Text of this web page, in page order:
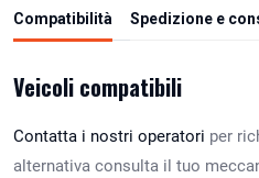
Compatibilità Spedizione e
Veicoli compatibili
Contatta i nostri operatori per
alternativa consulta il tuo